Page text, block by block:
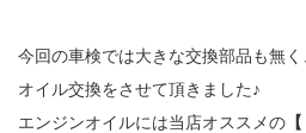
今回の車検では大きな交換部品も無
オイル交換をさせて頂きました♪
エンジンオイルには当店オススメの